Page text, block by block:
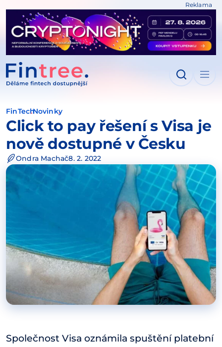
Reklama
FinTechNovinky
Click to pay řešení s Visa je
nově dostupné v Česku
Ondra Machač8. 2. 2022
Společnost Visa oznámila spuštění platební